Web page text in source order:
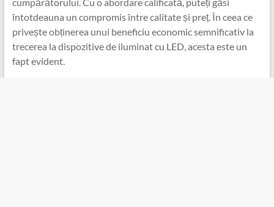
întotdeauna un compromis între calitate și preț. În ceea ce
privește obținerea unui beneficiu economic semnificativ la
trecerea la dispozitive de iluminat cu LED, acesta este un
fapt evident.